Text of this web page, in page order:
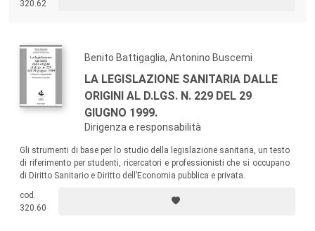
320.62
Benito Battigaglia, Antonino Buscemi
LA LEGISLAZIONE SANITARIA DALLE
ORIGINI AL D.LGS. N. 229 DEL 29
GIUGNO 1999.
Dirigenza e responsabilità
Gli strumenti di base per lo studio della legislazione sanitaria, un testo
di riferimento per studenti, ricercatori e professionisti che si occupano
di Diritto Sanitario e Diritto dell’Economia pubblica e privata.
cod.
320.60